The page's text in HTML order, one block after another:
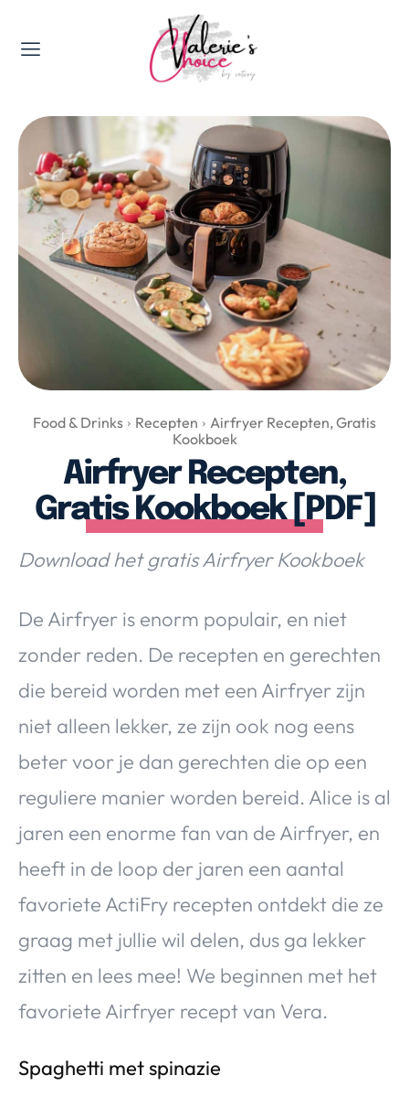
Valerie's Topics
Travel & Culture
Food & Drinks
Happyness & Opmerkelijk
Lifestyle, Sport & Duurzaamheid
Gadgets & Tech
Top 5 van Valerie
Health & Beauty
Huis & Tuin
Nieuws & Media
Over Valerie
De Top 5
Contact
VALERIE'S CHOICE
Food & Drinks Health & Beauty Gadgets
Huis & Tuin
Travel
Lifestyle
Food & Drinks Recepten
Airfryer Recepten, Gratis
Kookboek
Airfryer Recepten,
Gratis Kookboek [PDF]
Download het gratis Airfryer Kookboek
De Airfryer is enorm populair, en niet
zonder reden. De recepten en gerechten
die bereid worden met een Airfryer zijn
niet alleen lekker, ze zijn ook nog eens
beter voor je dan gerechten die op een
reguliere manier worden bereid. Alice is al
jaren een enorme fan van de Airfryer, en
heeft in de loop der jaren een aantal
favoriete ActiFry recepten ontdekt die ze
graag met jullie wil delen, dus ga lekker
zitten en lees mee! We beginnen met het
favoriete Airfryer recept van Vera.
Spaghetti met spinazie